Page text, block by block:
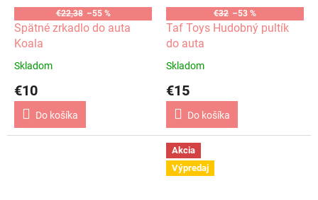
€22,38 –55 %
Spätné zrkadlo do auta
Koala
Skladom
€10
Do košíka
€32 –53 %
Taf Toys Hudobný pultík
do auta
Skladom
€15
Do košíka
Akcia
Výpredaj